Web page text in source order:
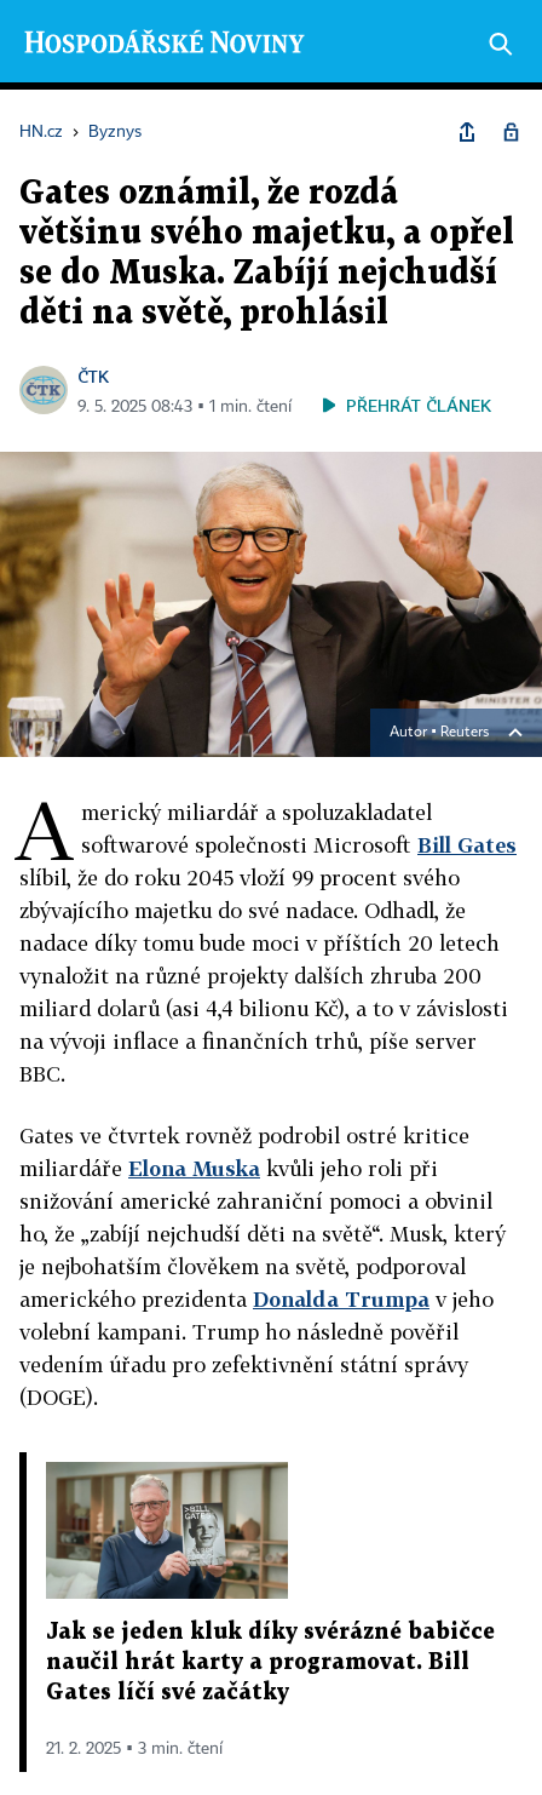
HN.cz › Byznys
Gates oznámil, že rozdá
většinu svého majetku, a opřel
se do Muska. Zabíjí nejchudší
děti na světě, prohlásil
ČTK
9. 5. 2025 08:43 ▪ 1 min. čtení PŘEHRÁT ČLÁNEK
Autor ▪Reuters
A merický miliardář a spoluzakladatel
softwarové společnosti Microsoft Bill Gates
slíbil, že do roku 2045 vloží 99 procent svého
zbývajícího majetku do své nadace. Odhadl, že
nadace díky tomu bude moci v příštích 20 letech
vynaložit na různé projekty dalších zhruba 200
miliard dolarů (asi 4,4 bilionu Kč), a to v závislosti
na vývoji inflace a finančních trhů, píše server
BBC.
Gates ve čtvrtek rovněž podrobil ostré kritice
miliardáře Elona Muska kvůli jeho roli při
snižování americké zahraniční pomoci a obvinil
ho, že „zabíjí nejchudší děti na světě“. Musk, který
je nejbohatším člověkem na světě, podporoval
amerického prezidenta Donalda Trumpa v jeho
volební kampani. Trump ho následně pověřil
vedením úřadu pro zefektivnění státní správy
(DOGE).
Jak se jeden kluk díky svérázné babičce
naučil hrát karty a programovat. Bill
Gates líčí své začátky
21. 2. 2025 ▪ 3 min. čtení